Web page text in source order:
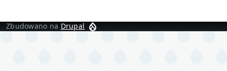
Zbudowano na Drupal